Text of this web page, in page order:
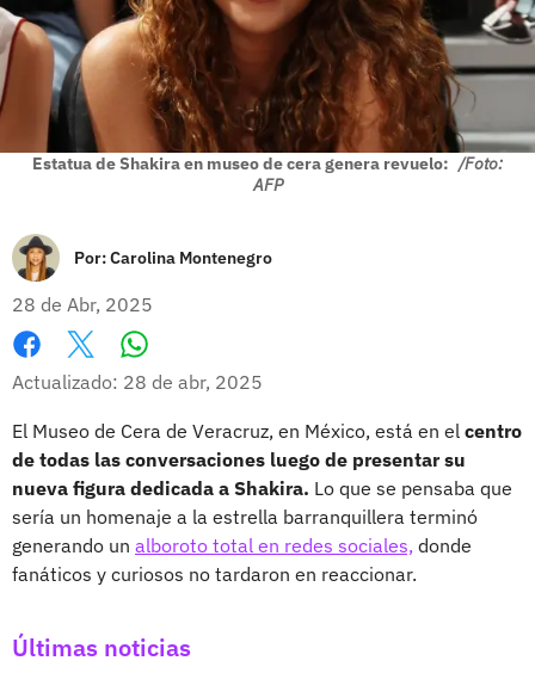
Estatua de Shakira en museo de cera genera revuelo: /Foto:
AFP
Por:Carolina Montenegro
28 de Abr, 2025
Facebook
X
Actualizado: 28 de abr, 2025
El Museo de Cera de Veracruz, en México, está en el centro
de todas las conversaciones luego de presentar su
nueva figura dedicada a Shakira. Lo que se pensaba que
sería un homenaje a la estrella barranquillera terminó
generando un alboroto total en redes sociales, donde
fanáticos y curiosos no tardaron en reaccionar.
Últimas noticias